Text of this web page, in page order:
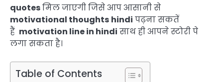
quotesमिल जाएगी जिसे आप आसानी से
motivational thoughts hindi पढ़ना सकतें
हैं motivation line in hindi साथ ही आपने स्टोरी पे
लगा सकता है।
Table of Contents